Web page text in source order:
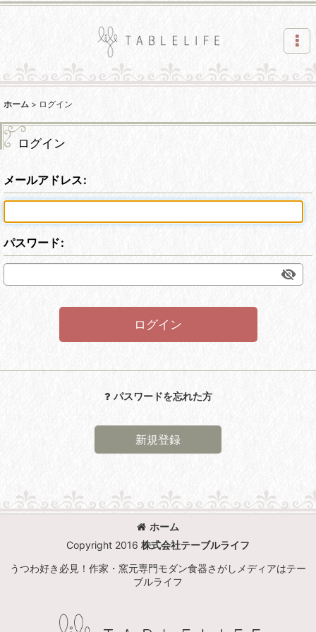
ホーム > ログイン
ログイン
メールアドレス:
パスワード:
ログイン
パスワードを忘れた方
新規登録
ホーム
Copyright 2016 株式会社テーブルライフ
うつわ好き必見！作家・窯元専門モダン食器さがしメディアはテー
ブルライフ